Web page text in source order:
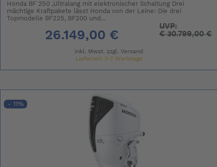
Honda BF 250 ,Ultralang mit elektronischer Schaltung Drei
mächtige Kraftpakete lässt Honda von der Leine: Die drei
Topmodelle BF225, BF200 und...
26.149,00 €
UVP:
€30.799,00 €
inkl. Mwst. zzgl. Versand
Lieferzeit 3-7 Werktage
- 11%